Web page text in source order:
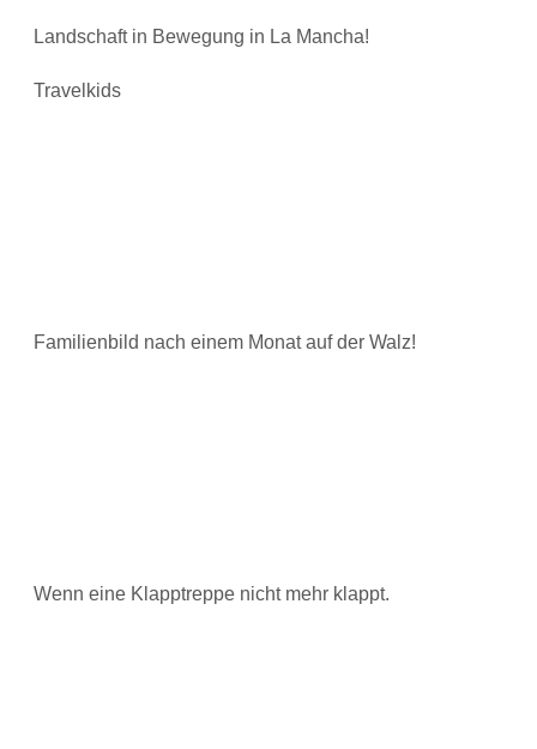
Landschaft in Bewegung in La Mancha!
Travelkids
Familienbild nach einem Monat auf der Walz!
Wenn eine Klapptreppe nicht mehr klappt.